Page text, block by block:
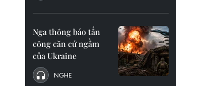
Nga thông báo tấn
công căn cứ ngầm
của Ukraine
NGHE